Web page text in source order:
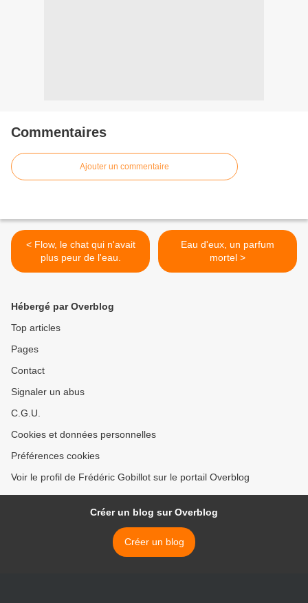
Commentaires
Ajouter un commentaire
< Flow, le chat qui n'avait
plus peur de l'eau.
Eau d'eux, un parfum
mortel >
Hébergé par Overblog
Top articles
Pages
Contact
Signaler un abus
C.G.U.
Cookies et données personnelles
Préférences cookies
Voir le profil de Frédéric Gobillot sur le portail Overblog
Créer un blog sur Overblog
Créer un blog